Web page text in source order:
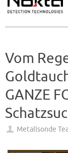
Vom
GANZE
Metallsonde